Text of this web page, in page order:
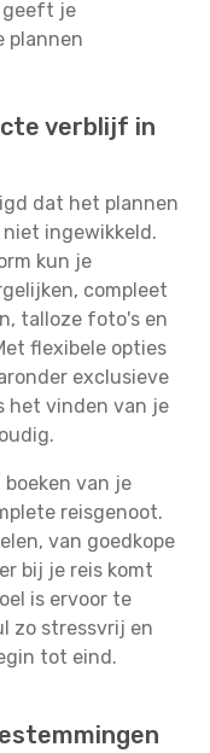
geeft je
plannen
verblijf in
dat het plannen
ingewikkeld.
kun je
compleet
talloze foto's en
flexibele opties
exclusieve
het vinden van je
van je
reisgenoot.
van goedkope
bij je reis komt
is ervoor te
zo stressvrij en
tot eind.